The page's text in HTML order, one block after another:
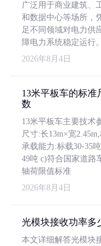
广泛用于商业建筑、
和数据中心等场所，
足不同领域对电力供
障电力系统稳定运行。
2026年8月4日
13米平板车的标准
数
13米平板车主要技术
尺寸:长13m×宽
承载能力:标载30-35
49吨 c)符合国家道路
轴荷限值标准
2026年8月4日
光模块接收功率多
本文详细解答光模块